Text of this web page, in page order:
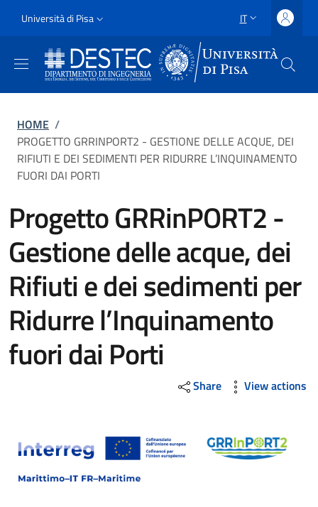
Slim
Università di Pisa SELETTORE
IT
Briciole di pane
HOME /
PROGETTO GRRINPORT2 - GESTIONE DELLE ACQUE, DEI
RIFIUTI E DEI SEDIMENTI PER RIDURRE L’INQUINAMENTO
FUORI DAI PORTI
Progetto GRRinPORT2 -
Gestione delle acque, dei
Rifiuti e dei sedimenti per
Ridurre l’Inquinamento
fuori dai Porti
Share View actions